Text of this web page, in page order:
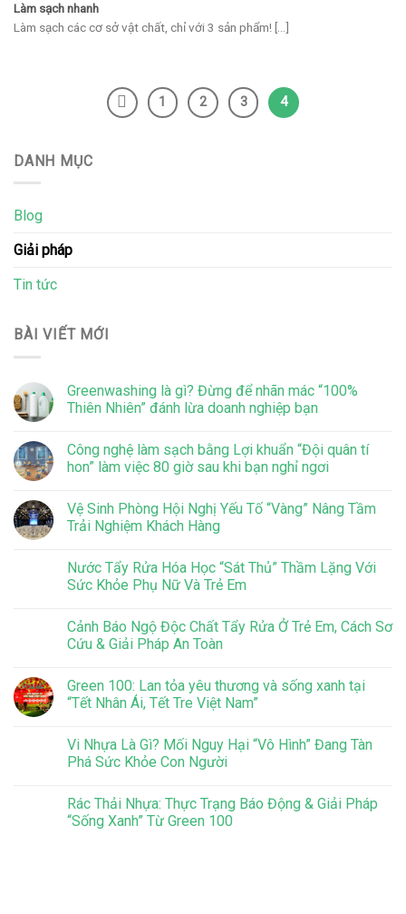
DANH MỤC
Blog
Giải pháp
Tin tức
BÀI VIẾT MỚI
Greenwashing là gì? Đừng để nhãn mác “100%
Thiên Nhiên” đánh lừa doanh nghiệp bạn
Công nghệ làm sạch bằng Lợi khuẩn “Đội quân tí
hon” làm việc 80 giờ sau khi bạn nghỉ ngơi
Vệ Sinh Phòng Hội Nghị Yếu Tố “Vàng” Nâng Tầm
Trải Nghiệm Khách Hàng
Nước Tẩy Rửa Hóa Học “Sát Thủ” Thầm Lặng Với
Sức Khỏe Phụ Nữ Và Trẻ Em
Cảnh Báo Ngộ Độc Chất Tẩy Rửa Ở Trẻ Em, Cách Sơ
Cứu & Giải Pháp An Toàn
Green 100: Lan tỏa yêu thương và sống xanh tại
“Tết Nhân Ái, Tết Tre Việt Nam”
Vi Nhựa Là Gì? Mối Nguy Hại “Vô Hình” Đang Tàn
Phá Sức Khỏe Con Người
Rác Thải Nhựa: Thực Trạng Báo Động & Giải Pháp
“Sống Xanh” Từ Green 100
Làm sạch nhanh
Làm sạch các cơ sở vật chất, chỉ với 3 sản phẩm! [...]
1 2 3 4